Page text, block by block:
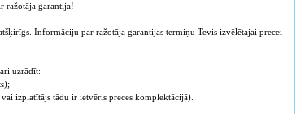
ražotāja garantija!
Informāciju par ražotāja garantijas termiņu Tevis izvēlētajai precei
uzrādīt:
izplatītājs tādu ir ietvēris preces komplektācijā).